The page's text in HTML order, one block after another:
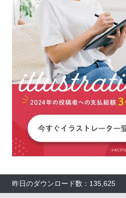
昨日のダウンロード数：135,625